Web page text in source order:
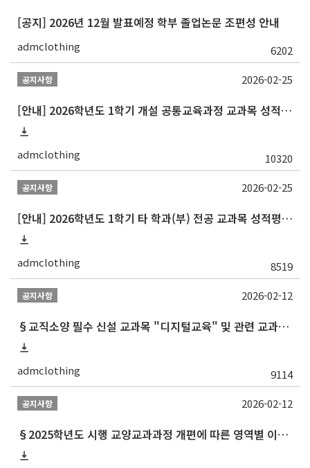
[공지] 2026년 12월 발표예정 학부 졸업논문 조편성 안내
admclothing 6202
공지사항
[안내] 2026학년도 1학기 개설 공통교육과정 교과목 성적평가방법 변경 안내
admclothing 10320
2026-02-25
공지사항
[안내] 2026학년도 1학기 타 학과(부) 전공 교과목 성적평가방법 선택제 신청 안내
admclothing 8519
2026-02-25
공지사항
§교직소양 필수 신설 교과목 "디지털교육" 및 관련 교과목 권장 이수 순서 안내§
admclothing 9114
2026-02-12
공지사항
§2025학년도 시행 교양교과과정 개편에 따른 영역별 이수 안내 (재학생 및 2013학번 포함 이전 학번 대상)§
2026-02-12